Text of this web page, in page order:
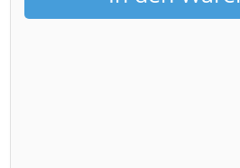
Menge